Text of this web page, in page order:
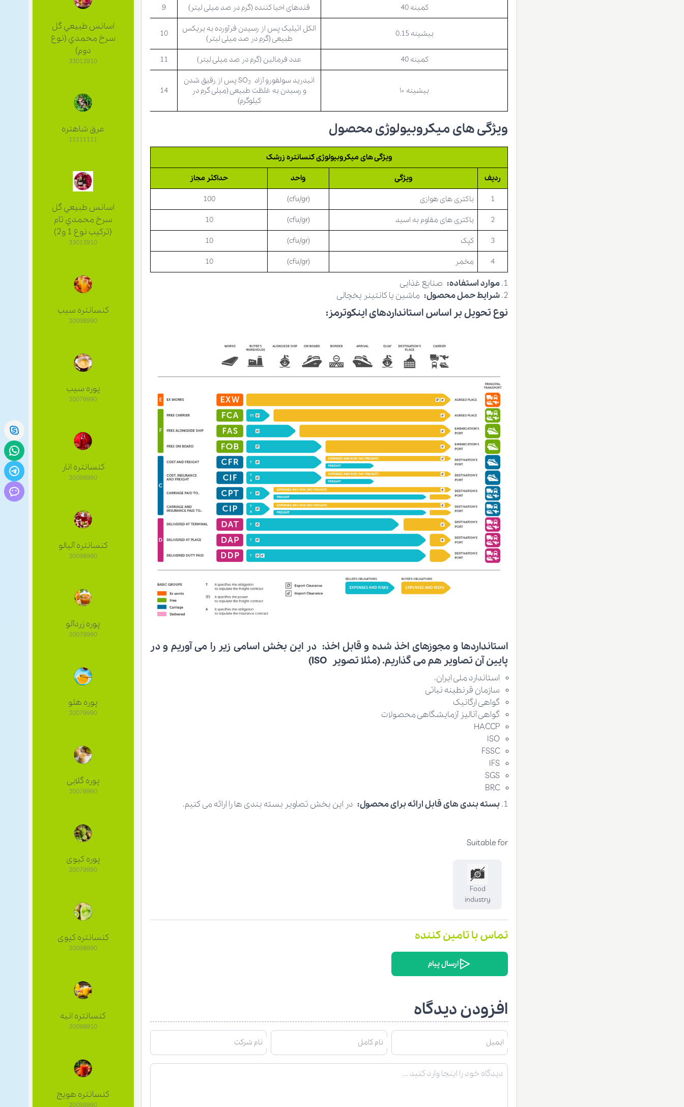
کمینه 40 قندهای احیا کننده (گرم در صد میلی لیتر) 9
بیشینه 0.15
الکل اتیلیک پس از رسیدن فرآورده به بریکس
طبیعی (گرم در صد میلی لیتر)
10
کمینه 40 عدد فرمالین (گرم در صد میلی لیتر) 11
بیشینه ۱۰
انیدرید سولفورو آزاد SO 2
پس از رقیق شدن
و رسیدن به غلظت طبیعی (میلی گرم در
کیلوگرم)
14
ویژگی های میکروبیولوژی محصول
ویژگی های میکروبیولوژی کنسانتره زرشک
ردیف ویژگی واحد حداکثر مجاز
1 باکتری های هوازی (cfu/gr)
100
2 باکتری های مقاوم به اسید (cfu/gr)
10
3 کپک (cfu/gr)
10
4 مخمر (cfu/gr)
10
موارد استفاده: صنایع غذایی
شرایط حمل محصول: ماشین یا کانتینر یخچالی
نوع تحویل بر اساس استانداردهای اینکوترمز:
استانداردها و مجوزهای اخذ شده و قابل اخذ:در این بخش اسامی زیر را می آوریم و در
پایین آن تصاویر هم می گذاریم. (مثلا تصویر ISO)
استاندارد ملی ایران،
سازمان قرنطینه نباتی
گواهی ارگانیک
گواهی آنالیز آزمایشگاهی محصولات
HACCP
ISO
FSSC
IFS
SGS
BRC
بسته بندی های قابل ارائه برای محصول: در این بخش تصاویر بسته بندی ها را ارائه می کنیم.
Suitable for
Food
industry
تماس با تامین کننده
ارسال پیام
افزودن دیدگاه
ایمیل نام کامل نام شرکت
اسانس طبيعي گل
سرخ محمدي (نوع
دوم)
33012910
عرق شاهتره
11111111
اسانس طبيعي گل
سرخ محمدي تام
(ترکیب نوع 1 و2)
33012910
کنسانتره سیب
20098990
پوره سیب
20079990
کنسانتره انار
20098990
کنسانتره آلبالو
20098990
پوره زردآلو
20079990
پوره هلو
20079990
پوره گلابی
20079990
پوره کیوی
20079990
کنسانتره کیوی
20098990
کنسانتره انبه
20098910
کنسانتره هویج
20098990